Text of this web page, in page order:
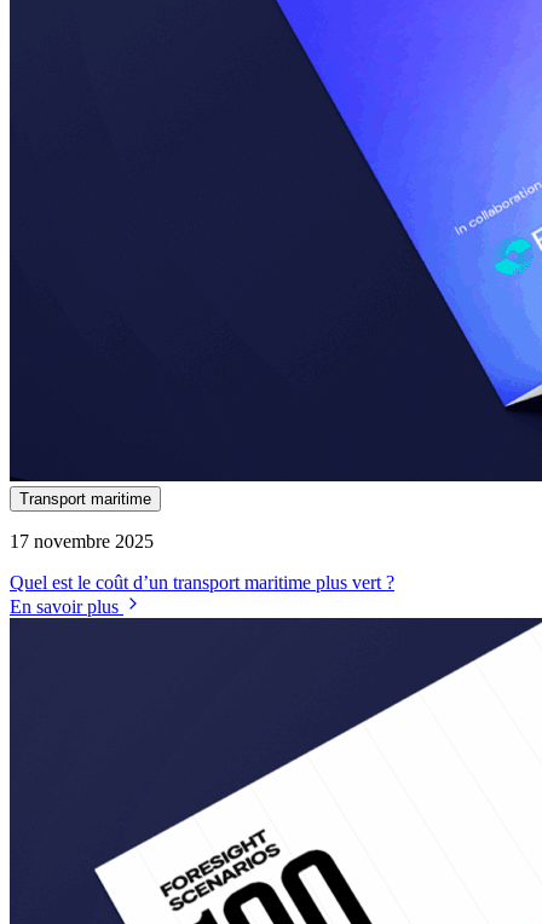
Transport maritime
17 novembre 2025
Quel est le coût d’un transport maritime plus vert ?
En savoir plus